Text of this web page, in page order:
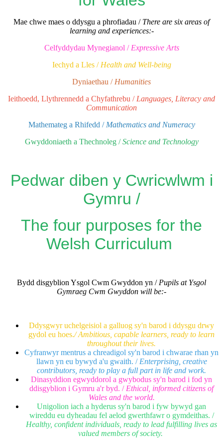
Mae chwe maes o ddysgu a phrofiadau /There are six areas of
learning and experiences:-
Celfyddydau Mynegianol / Expressive Arts
Iechyd a Lles / Health and Well-being
Dyniaethau /Humanities
Ieithoedd, Llythrennedd a Chyfathrebu / Languages, Literacy and
Communication
Mathemateg a Rhifedd / Mathematics and Numeracy
Gwyddoniaeth a Thechnoleg /Science and Technology
Pedwar diben y Cwricwlwm i
Gymru /
The four purposes for the
Welsh Curriculum
Bydd disgyblion Ysgol Cwm Gwyddon yn / Pupils at Ysgol
Gymraeg Cwm Gwyddon will be:-
Ddysgwyr uchelgeisiol a galluog sy'n barod i ddysgu drwy
gydol eu hoes./ Ambitious, capable learners, ready to learn
throughout their lives.
Cyfranwyr mentrus a chreadigol sy'n barod i chwarae rhan yn
llawn yn eu bywyd a'u gwaith. / Enterprising, creative
contributors, ready to play a full part in life and work.
Dinasyddion egwyddorol a gwybodus sy'n barod i fod yn
ddisgyblion i Gymru a'r byd. / Ethical, informed citizens of
Wales and the world.
Unigolion iach a hyderus sy'n barod i fyw bywyd gan
wireddu eu dyheadau fel aelod gwerthfawr o gymdeithas. /
Healthy, confident individuals, ready to lead fulfilling lives as
valued members of society.